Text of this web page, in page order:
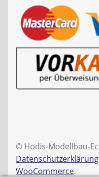
© Hodis-Modellbau-
Datenschutzerklärung
WooCommerce.